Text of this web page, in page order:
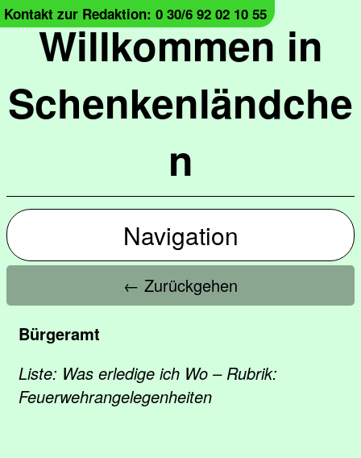
Willkommen in
Schenkenländche
n
Kontakt zur Redaktion: 0 30/6 92 02 10 55
Navigation
← Zurückgehen
Bürgeramt
Liste: Was erledige ich Wo – Rubrik:
Feuerwehrangelegenheiten